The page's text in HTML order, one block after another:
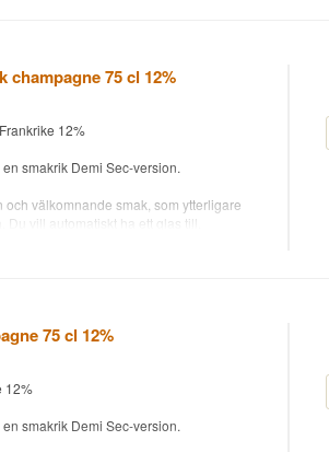
champagne 75 cl 12%
12%
smakrik Demi Sec-version.
välkomnande smak, som ytterligare
vill automatiskt ha ett glas till.
75 cl 12%
12%
smakrik Demi Sec-version.